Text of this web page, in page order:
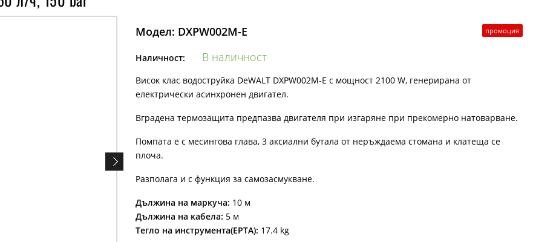
промоция
Модел: DXPW002M-E
Наличност: В наличност
Висок клас водоструйка DeWALT DXPW002M-E с мощност 2100 W, генерирана от
електрически асинхронен двигател.
Вградена термозащита предпазва двигателя при изгаряне при прекомерно натоварване.
Помпата е с месингова глава, 3 аксиални бутала от неръждаема стомана и клатеща се
плоча.
Разполага и с функция за самозасмукване.
Дължина на маркуча: 10 м
Дължина на кабела: 5 м
Тегло на инструмента(EPTA): 17.4 kg